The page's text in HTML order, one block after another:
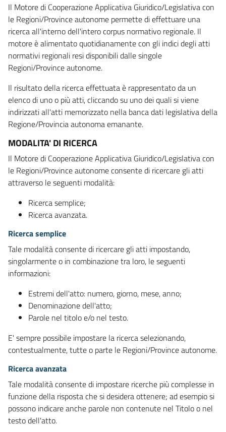
Il Motore di Cooperazione Applicativa Giuridico/Legislativa con
le Regioni/Province autonome permette di effettuare una
ricerca all'interno dell'intero corpus normativo regionale. Il
motore è alimentato quotidianamente con gli indici degli atti
normativi regionali resi disponibili dalle singole
Regioni/Province autonome.
Il risultato della ricerca effettuata è rappresentato da un
elenco di uno o più atti, cliccando su uno dei quali si viene
indirizzati all'atti memorizzato nella banca dati legislativa della
Regione/Provincia autonoma emanante.
MODALITA' DI RICERCA
Il Motore di Cooperazione Applicativa Giuridico/Legislativa con
le Regioni/Province autonome consente di ricercare gli atti
attraverso le seguenti modalità:
Ricerca semplice;
Ricerca avanzata.
Ricerca semplice
Tale modalità consente di ricercare gli atti impostando,
singolarmente o in combinazione tra loro, le seguenti
informazioni:
Estremi dell'atto: numero, giorno, mese, anno;
Denominazione dell'atto;
Parole nel titolo e/o nel testo.
E' sempre possibile impostare la ricerca selezionando,
contestualmente, tutte o parte le Regioni/Province autonome.
Ricerca avanzata
Tale modalità consente di impostare ricerche più complesse in
funzione della risposta che si desidera ottenere; ad esempio si
possono indicare anche parole non contenute nel Titolo o nel
testo dell'atto.